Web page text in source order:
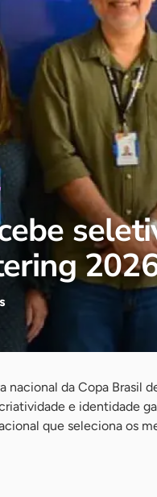
nacional da Copa Brasil
e identidade
que seleciona os